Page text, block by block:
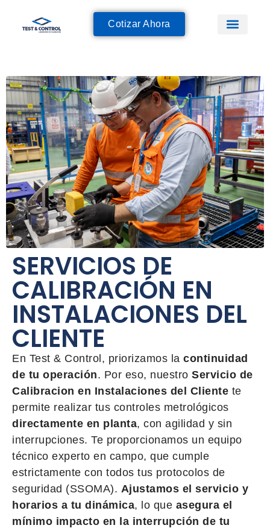
Cotizar Ahora
SERVICIOS DE
CALIBRACIÓN EN
INSTALACIONES DEL
CLIENTE
En Test & Control, priorizamos la continuidad
de tu operación. Por eso, nuestro Servicio de
Calibracion en Instalaciones del Cliente te
permite realizar tus controles metrológicos
directamente en planta, con agilidad y sin
interrupciones. Te proporcionamos un equipo
técnico experto en campo, que cumple
estrictamente con todos tus protocolos de
seguridad (SSOMA). Ajustamos el servicio y
horarios a tu dinámica, lo que asegura el
mínimo impacto en la interrupción de tu